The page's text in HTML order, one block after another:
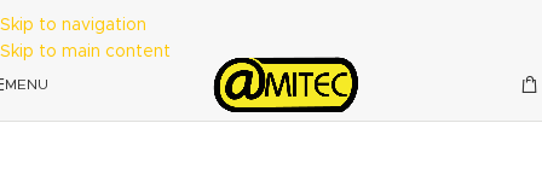
Skip to navigation
Skip to main content
MENU